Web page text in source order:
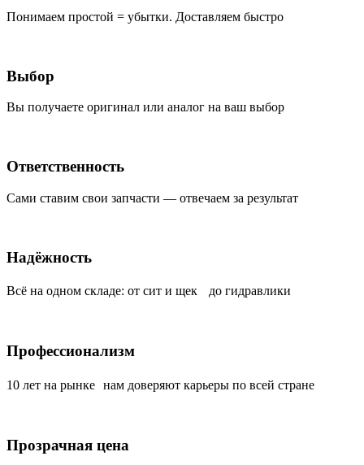
Понимаем простой = убытки. Доставляем быстро
Выбор
Вы получаете оригинал или аналог на ваш выбор
Ответственность
Сами ставим свои запчасти — отвечаем за результат
Надёжность
Всё на одном складе: от сит и щек до гидравлики
Профессионализм
10 лет на рынке нам доверяют карьеры по всей стране
Прозрачная цена